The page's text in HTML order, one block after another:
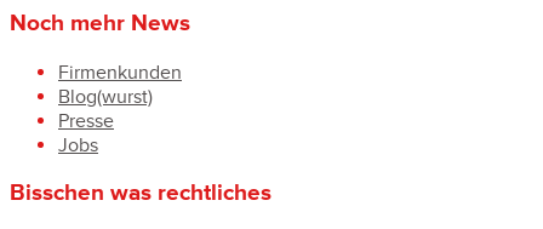
Noch mehr News
Firmenkunden
Blog(wurst)
Presse
Jobs
Bisschen was rechtliches